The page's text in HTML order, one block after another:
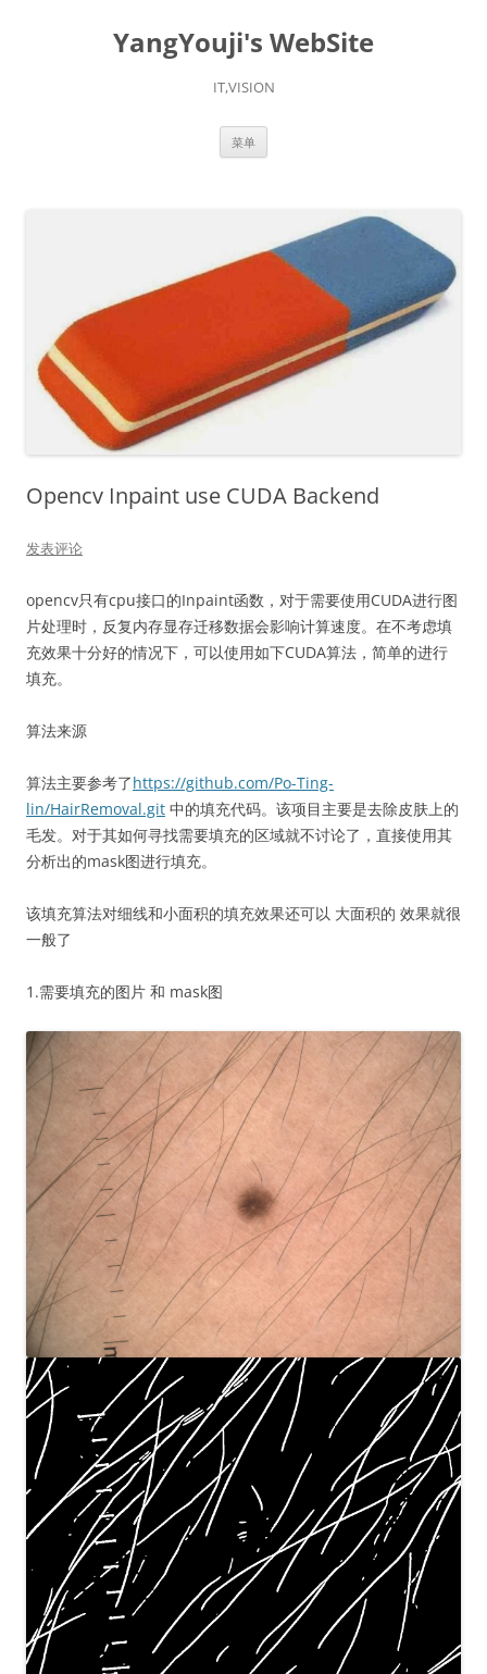
YangYouji's WebSite
IT,VISION
菜单
Opencv Inpaint use CUDA Backend
发表评论
opencv只有cpu接口的Inpaint函数，对于需要使用CUDA进行图
片处理时，反复内存显存迁移数据会影响计算速度。在不考虑填
充效果十分好的情况下，可以使用如下CUDA算法，简单的进行
填充。
算法来源
算法主要参考了https://github.com/Po-Ting-
lin/HairRemoval.git 中的填充代码。该项目主要是去除皮肤上的
毛发。对于其如何寻找需要填充的区域就不讨论了，直接使用其
分析出的mask图进行填充。
该填充算法对细线和小面积的填充效果还可以 大面积的 效果就很
一般了
1.需要填充的图片 和 mask图